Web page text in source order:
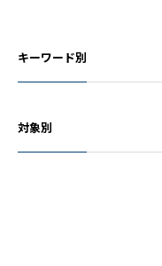
キーワード別
対象別